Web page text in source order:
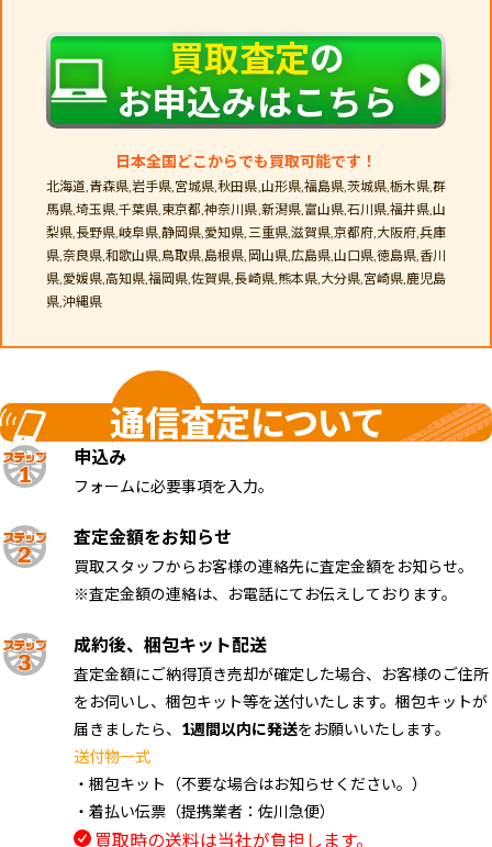
買取査定の
お申込みはこちら
日本全国どこからでも買取可能です！
北海道,青森県,岩手県,宮城県,秋田県,山形県,福島県,茨城県,栃木県,群
馬県,埼玉県,千葉県,東京都,神奈川県,新潟県,富山県,石川県,福井県,山
梨県,長野県,岐阜県,静岡県,愛知県,三重県,滋賀県,京都府,大阪府,兵庫
県,奈良県,和歌山県,鳥取県,島根県,岡山県,広島県,山口県,徳島県,香川
県,愛媛県,高知県,福岡県,佐賀県,長崎県,熊本県,大分県,宮崎県,鹿児島
県,沖縄県
通信査定について
申込み
フォームに必要事項を入力。
査定金額をお知らせ
買取スタッフからお客様の連絡先に査定金額をお知らせ。
※査定金額の連絡は、お電話にてお伝えしております。
成約後、梱包キット配送
査定金額にご納得頂き売却が確定した場合、お客様のご住所
をお伺いし、梱包キット等を送付いたします。梱包キットが
届きましたら、 1週間以内に発送をお願いいたします。
送付物一式
・梱包キット（不要な場合はお知らせください。）
・着払い伝票（提携業者：佐川急便）
買取時の送料は当社が負担します。